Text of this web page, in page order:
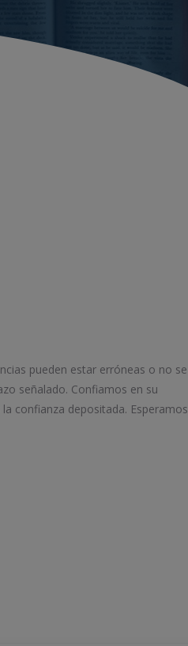
pueden estar erróneas o no se
señalado. Confiamos en su
confianza depositada. Esperamos